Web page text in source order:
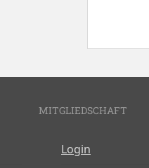
MITGLIEDSCHAFT
Login